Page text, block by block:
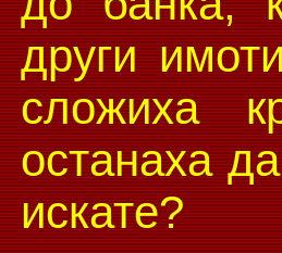
други
сложиха
останаха
искате?